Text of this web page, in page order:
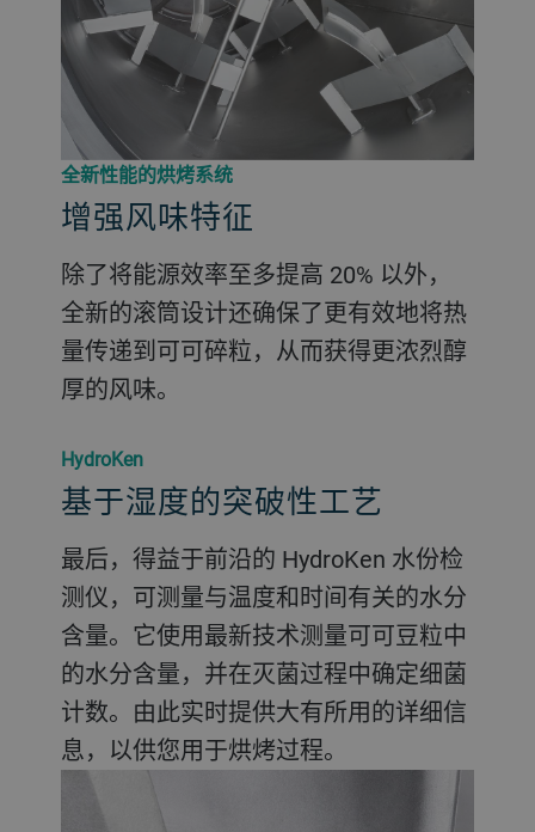
全新性能的烘烤系统
增强风味特征
除了将能源效率至多提高 20% 以外，
全新的滚筒设计还确保了更有效地将热
量传递到可可碎粒，从而获得更浓烈醇
厚的风味。
HydroKen
基于湿度的突破性工艺
最后，得益于前沿的 HydroKen 水份检
测仪，可测量与温度和时间有关的水分
含量。它使用最新技术测量可可豆粒中
的水分含量，并在灭菌过程中确定细菌
计数。由此实时提供大有所用的详细信
息，以供您用于烘烤过程。